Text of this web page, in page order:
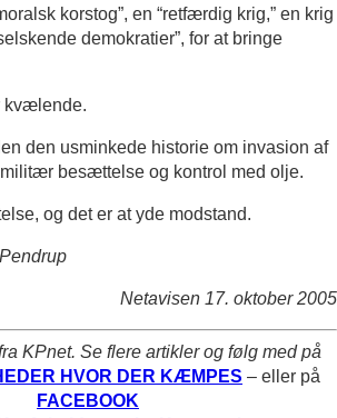
korstog”, en “retfærdig krig,” en krig
demokratier”, for at bringe
kvælende.
den usminkede historie om invasion af
besættelse og kontrol med olje.
og det er at yde modstand.
Netavisen 17. oktober 2005
KPnet. Se flere artikler og følg med på
HVOR DER KÆMPES – eller på
FACEBOOK